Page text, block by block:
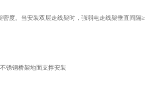
密度。当安装双层走线架时，强弱电走线架垂直间隔
锈钢桥架地面支撑安装